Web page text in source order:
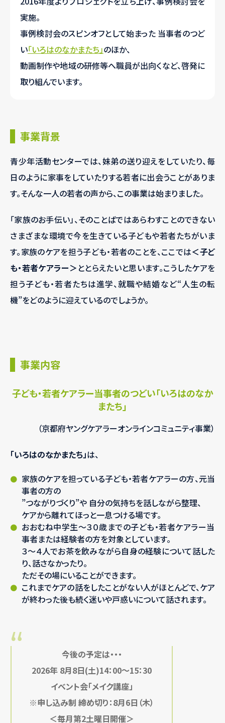
実施。
事例検討会のスピンオフとして始まった 当事者のつど
い「いろはのなかまたち」のほか、
動画制作や地域の研修等へ職員が出向くなど、啓発に
取り組んでいます。
事業背景
青少年活動センターでは、妹弟の送り迎えをしていたり、毎
日のように家事をしていたりする若者に出会うことがありま
す。そんな一人の若者の声から、この事業は始まりました。
「家族のお手伝い」、そのことばではあらわすことのできない
さまざまな環境で今を生きている子どもや若者たちがいま
す。家族のケアを担う子ども・若者のことを、ここでは＜子ど
も・若者ケアラー＞ ととらえたいと思います。こうしたケアを
担う子ども・若者たちは進学、就職や結婚など“人生の転
機”をどのように迎えているのでしょうか。
事業内容
子ども・若者ケアラー当事者のつどい「いろはのなか
またち」
（京都府ヤングケアラーオンラインコミュニティ事業）
「いろはのなかまたち」は、
家族のケアを担っている子ども・若者ケアラーの方、元当
事者の方の
”つながりづくり”や 自分の気持ちを話しながら整理、
ケアから離れてほっと一息つける場です。
おおむね中学生～３０歳までの子ども・若者ケアラー当
事者または経験者の方を対象としています。
３～４人でお茶を飲みながら自身の経験について話した
り、話さなかったり。
ただその場にいることができます。
これまでケアの話をしたことがない人がほとんどで、ケア
が終わった後も続く迷いや戸惑いについて話されます。
今後の予定は・・・
2026年 8月8日(土)14：00～15：30
イベント会「メイク講座」
※申し込み制 締め切り：8月6日（木）
＜毎月第2土曜日開催＞